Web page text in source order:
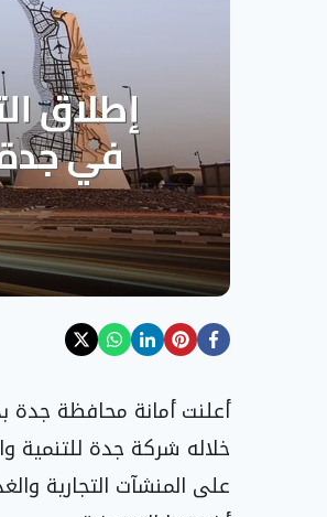
أعلنت أمانة محافظة جدة
خلاله شركة جدة للتنمية
على المنشآت التجارية